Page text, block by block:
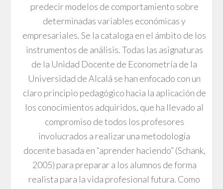
predecir modelos de comportamiento sobre
determinadas variables económicas y
empresariales. Se la cataloga en el ámbito de los
instrumentos de análisis. Todas las asignaturas
de la Unidad Docente de Econometría de la
Universidad de Alcalá se han enfocado con un
claro principio pedagógico hacia la aplicación de
los conocimientos adquiridos, que ha llevado al
compromiso de todos los profesores
involucrados a realizar una metodología
docente basada en “aprender haciendo” (Schank,
2005) para preparar a los alumnos de forma
realista para la vida profesional futura. Como